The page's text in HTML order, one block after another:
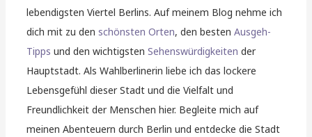
lebendigsten Viertel Berlins. Auf meinem Blog nehme ich
dich mit zu denschönsten Orten, den bestenAusgeh-
Tipps und den wichtigstenSehenswürdigkeiten der
Hauptstadt. Als Wahlberlinerin liebe ich das lockere
Lebensgefühl dieser Stadt und die Vielfalt und
Freundlichkeit der Menschen hier. Begleite mich auf
meinen Abenteuern durch Berlin und entdecke die Stadt